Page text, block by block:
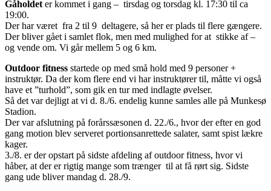
Gåholdet er kommet i gang – tirsdag og torsdag kl. 17:30 til ca
19:00.
Der har været fra 2 til 9 deltagere, så her er plads til flere gængere.
Der bliver gået i samlet flok, men med mulighed for at stikke af –
og vende om. Vi går mellem 5 og 6 km.
Outdoor fitness startede op med små hold med 9 personer +
instruktør. Da der kom flere end vi har instruktører til, måtte vi også
have et ”turhold”, som gik en tur med indlagte øvelser.
Så det var dejligt at vi d. 8./6. endelig kunne samles alle på Munkesø
Stadion.
Der var afslutning på forårssæsonen d. 22./6., hvor der efter en god
gang motion blev serveret portionsanrettede salater, samt spist lækre
kager.
3./8. er der opstart på sidste afdeling af outdoor fitness, hvor vi
håber, at der er rigtig mange som trænger til at få rørt sig. Sidste
gang ude bliver mandag d. 28./9.